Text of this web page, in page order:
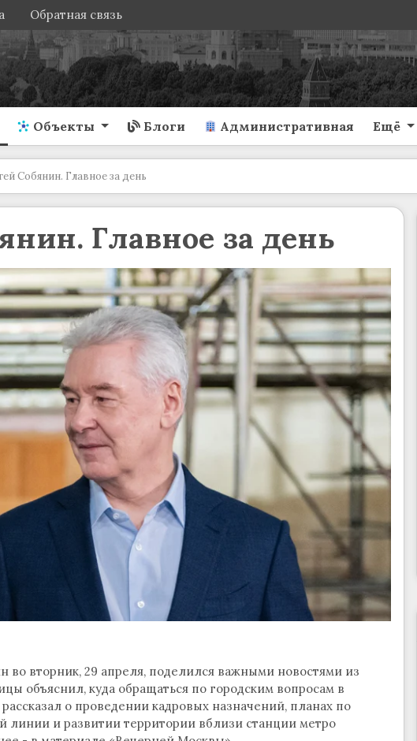
Обратная связь
Объекты Блоги Административная Ещё
Собянин. Главное за день
Главное за день
вторник, 29 апреля, поделился важными новостями из
объяснил, куда обращаться по городским вопросам в
о проведении кадровых назначений, планах по
линии и развитии территории вблизи станции метро